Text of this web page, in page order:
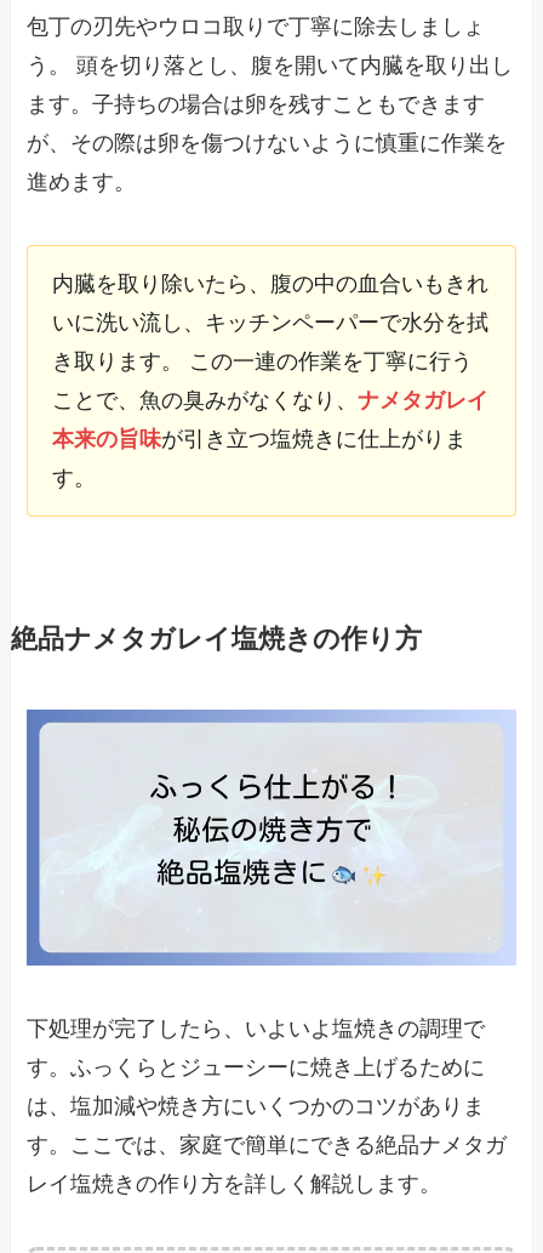
包丁の刃先やウロコ取りで丁寧に除去しましょ
う。 頭を切り落とし、腹を開いて内臓を取り出し
ます。子持ちの場合は卵を残すこともできます
が、その際は卵を傷つけないように慎重に作業を
進めます。
内臓を取り除いたら、腹の中の血合いもきれ
いに洗い流し、キッチンペーパーで水分を拭
き取ります。 この一連の作業を丁寧に行う
ことで、魚の臭みがなくなり、ナメタガレイ
本来の旨味が引き立つ塩焼きに仕上がりま
す。
絶品ナメタガレイ塩焼きの作り方
下処理が完了したら、いよいよ塩焼きの調理で
す。ふっくらとジューシーに焼き上げるために
は、塩加減や焼き方にいくつかのコツがありま
す。ここでは、家庭で簡単にできる絶品ナメタガ
レイ塩焼きの作り方を詳しく解説します。